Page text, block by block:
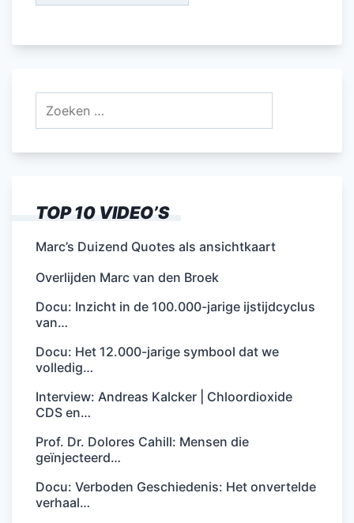
Zoeken
TOP 10 VIDEO’S
Marc’s Duizend Quotes als ansichtkaart
Overlijden Marc van den Broek
Docu: Inzicht in de 100.000-jarige ijstijdcyclus
van…
Docu: Het 12.000-jarige symbool dat we
volledig…
Interview: Andreas Kalcker | Chloordioxide
CDS en…
Prof. Dr. Dolores Cahill: Mensen die
geïnjecteerd…
Docu: Verboden Geschiedenis: Het onvertelde
verhaal…